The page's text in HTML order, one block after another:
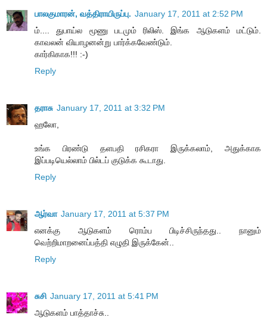
பாலகுமாரன், வத்திராயிருப்பு. January 17, 2011 at 2:52 PM
ம்.... துபாய்ல மூணு படமும் ரிலிஸ். இங்க ஆடுகளம் மட்டும்.
காவலன் வியாழனன்று பார்க்கவேண்டும்.
கார்கிகாக!!! :-)
Reply
தராசு January 17, 2011 at 3:32 PM
ஹலோ,
உங்க பிரண்டு தளபதி ரசிகரா இருக்கலாம், அதுக்காக
இப்படியெல்லாம் பில்டப் குடுக்க கூடாது.
Reply
ஆர்வா January 17, 2011 at 5:37 PM
எனக்கு ஆடுகளம் ரொம்ப பிடிச்சிருந்தது.. நானும்
வெற்றிமாறனைப்பத்தி எழுதி இருக்கேன்..
Reply
சுசி January 17, 2011 at 5:41 PM
ஆடுகளம் பாத்தாச்சு..